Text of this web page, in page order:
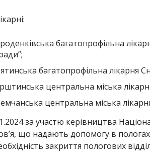
багатопрофільна
багатопрофільна лікарня
центральна міська
центральна міська
за участю керівництва
що надають допомогу в
закриття пологових